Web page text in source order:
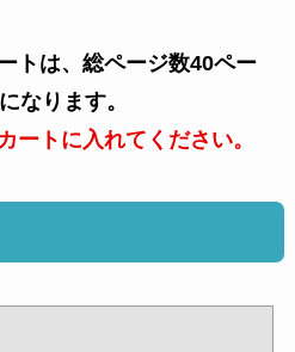
トは、総ページ数40ペー
なります。
ートに入れてください。